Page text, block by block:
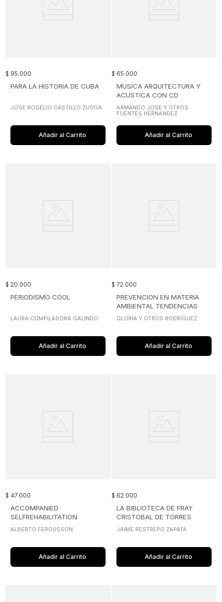
$ 95.000
PARA LA HISTORIA DE CUBA
JOSE ROGELIO CASTILLO ZU{IGA
Añadir al Carrito
$ 65.000
MUSICA ARQUITECTURA Y
ACUSTICA CON CD
ARMANDO JOSE Y OTROS
FUENTES HERNANDEZ
Añadir al Carrito
$ 20.000
PERIODISMO COOL
LAURA COMPILADORA GALINDO
Añadir al Carrito
$ 72.000
PREVENCION EN MATERIA
AMBIENTAL TENDENCIAS
ACTUALES
GLORIA Y OTROS RODRIGUEZ
Añadir al Carrito
$ 47.000
ACCOMPANIED
SELFREHABILITATION
ALBERTO FERGUSSON
Añadir al Carrito
$ 62.000
LA BIBLIOTECA DE FRAY
CRISTOBAL DE TORRES
JAIME RESTREPO ZAPATA
Añadir al Carrito